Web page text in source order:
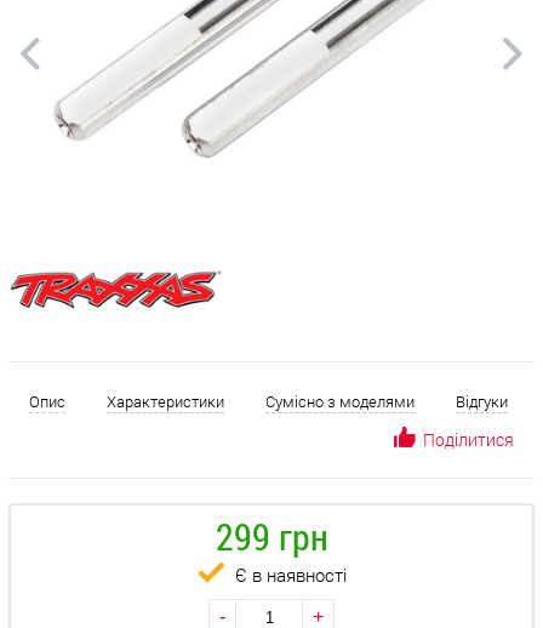
Опис Характеристики Сумісно з моделями Відгуки
Поділитися
299 грн
Є в наявності
- +